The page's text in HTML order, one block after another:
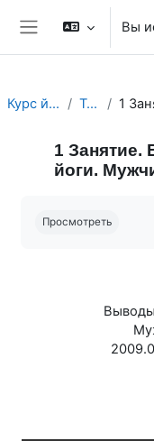
Перейти к основному
Боковая панель
Вы
Курс йоги 111. Topic 1
1 Занятие.
йоги.
Просмотреть